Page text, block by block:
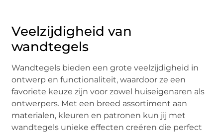
Veelzijdigheid van
wandtegels
Wandtegels bieden een grote veelzijdigheid in
ontwerp en functionaliteit, waardoor ze een
favoriete keuze zijn voor zowel huiseigenaren als
ontwerpers. Met een breed assortiment aan
materialen, kleuren en patronen kun jij met
wandtegels unieke effecten creëren die perfect